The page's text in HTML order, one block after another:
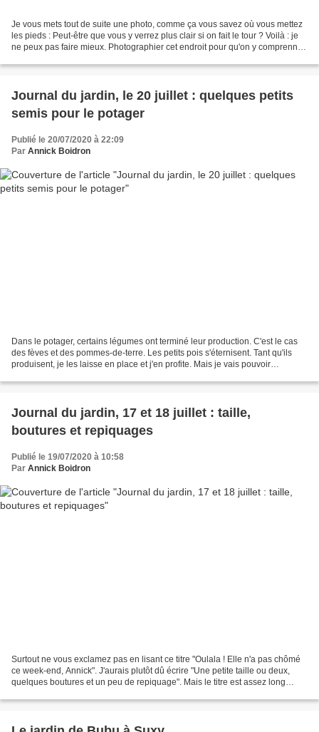
Je vous mets tout de suite une photo, comme ça vous savez où vous mettez
les pieds : Peut-être que vous y verrez plus clair si on fait le tour ? Voilà : je
ne peux pas faire mieux. Photographier cet endroit pour qu'on y comprenne
Journal du jardin, le 20 juillet : quelques petits
semis pour le potager
Publié le 20/07/2020 à 22:09
Par Annick Boidron
Dans le potager, certains légumes ont terminé leur production. C'est le cas
des fèves et des pommes-de-terre. Les petits pois s'éternisent. Tant qu'ils
produisent, je les laisse en place et j'en profite. Mais je vais pouvoir
Journal du jardin, 17 et 18 juillet : taille,
boutures et repiquages
Publié le 19/07/2020 à 10:58
Par Annick Boidron
Surtout ne vous exclamez pas en lisant ce titre "Oulala ! Elle n'a pas chômé
ce week-end, Annick". J'aurais plutôt dû écrire "Une petite taille ou deux,
quelques boutures et un peu de repiquage". Mais le titre est assez long